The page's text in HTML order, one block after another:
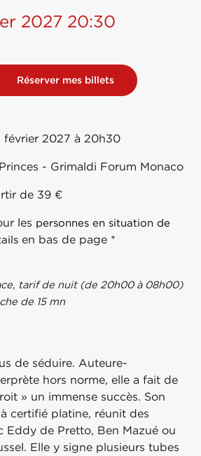
2027 20:30
Réserver mes billets
février 2027 à 20h30
- Grimaldi Forum Monaco
de 39 €
les personnes en situation de
en bas de page *
tarif de nuit (de 20h00 à 08h00)
de 15 mn
de séduire. Auteure-
hors norme, elle a fait de
» un immense succès. Son
certifié platine, réunit des
Eddy de Pretto, Ben Mazué ou
Elle y signe plusieurs tubes